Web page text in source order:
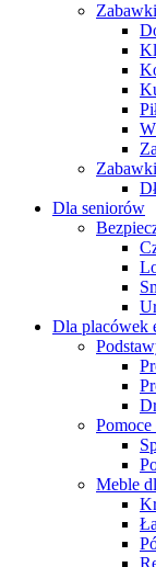
Dla seniorów
Dla placówek
Meble